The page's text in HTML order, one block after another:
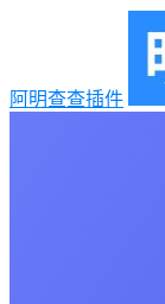
阿明查查插件